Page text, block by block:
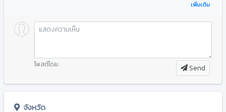
เพิ่มเติม
โพสต์โดย: Send
จังหวัด